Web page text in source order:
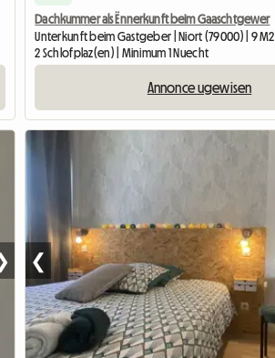
Dachkummer als Ënnerkunft beim Gaaschtgewer
Unterkunft beim Gastgeber | Niort (79000) | 9 M2
2 Schlofplaz(en) | Minimum 1 Nuecht
Annonce ugewisen
❮